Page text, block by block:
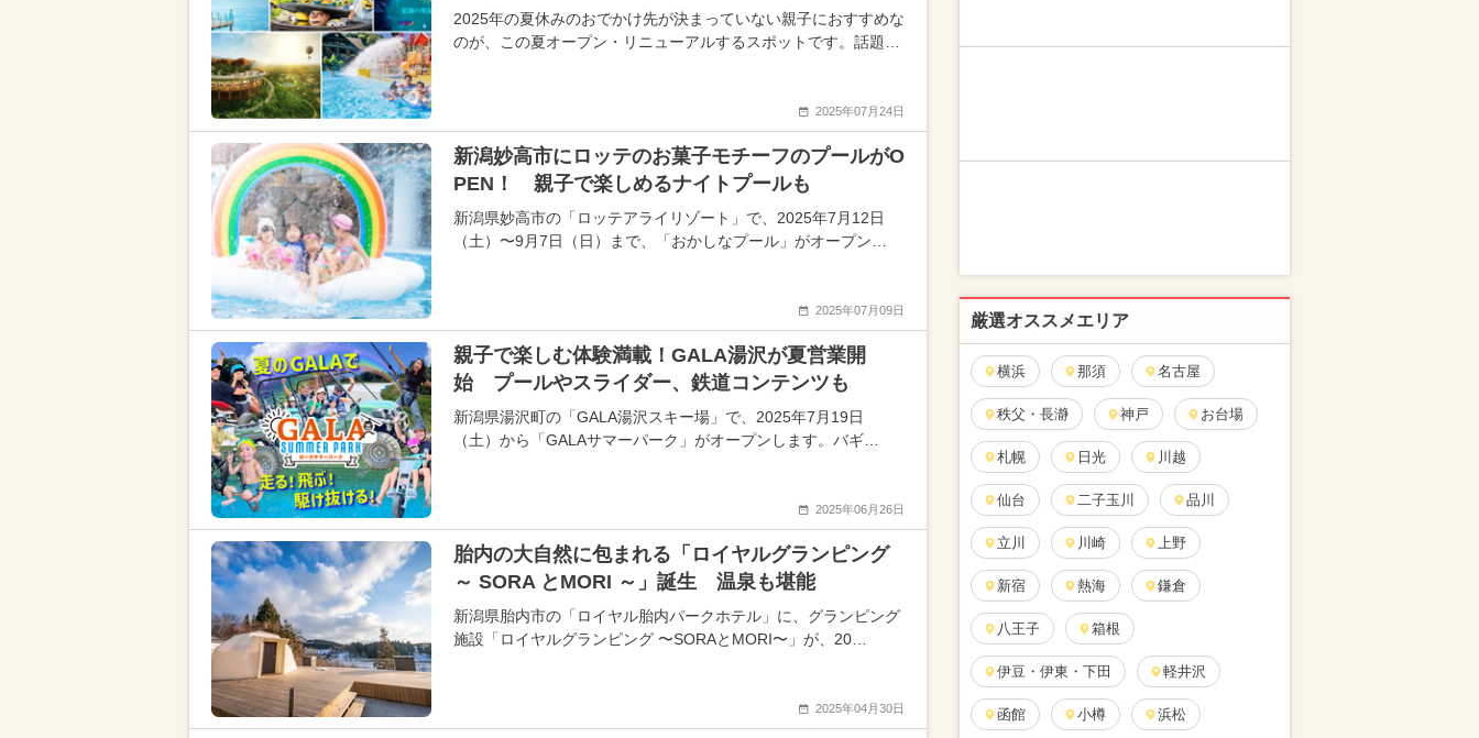
2025年の夏休みのおでかけ先が決まっていない親子におすすめな
のが、この夏オープン・リニューアルするスポットです。話題…
2025年07月24日
新潟妙高市にロッテのお菓子モチーフのプールがO
PEN！ 親子で楽しめるナイトプールも
新潟県妙高市の「ロッテアライリゾート」で、2025年7月12日
（土）〜9月7日（日）まで、「おかしなプール」がオープン…
2025年07月09日
親子で楽しむ体験満載！GALA湯沢が夏営業開
始 プールやスライダー、鉄道コンテンツも
新潟県湯沢町の「GALA湯沢スキー場」で、2025年7月19日
（土）から「GALAサマーパーク」がオープンします。バギ…
2025年06月26日
胎内の大自然に包まれる「ロイヤルグランピング
～ SORA とMORI ～」誕生 温泉も堪能
新潟県胎内市の「ロイヤル胎内パークホテル」に、グランピング
施設「ロイヤルグランピング 〜SORAとMORI〜」が、20…
2025年04月30日
厳選オススメエリア
横浜 那須 名古屋
秩父・長瀞 神戸 お台場
札幌 日光 川越
仙台 二子玉川 品川
立川 川崎 上野
新宿 熱海 鎌倉
八王子 箱根
伊豆・伊東・下田 軽井沢
函館 小樽 浜松